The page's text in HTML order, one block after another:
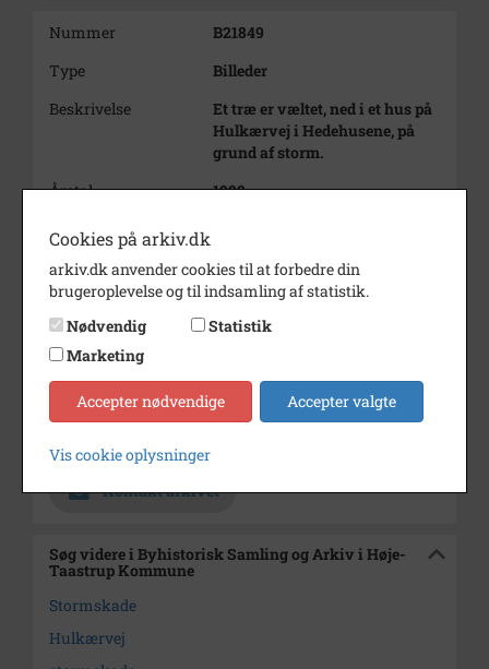
Nummer
B21849
Type
Billeder
Beskrivelse
Et træ er væltet, ned i et hus på
Hulkærvej i Hedehusene, på
grund af storm.
Årstal
1999
Dateringsnote
Fotograf
Ukendt
Se på kort
Type
Enhed
Høje Tåstrup Sogn (1000-2050)
Arkiv
Byhistorisk Samling og Arkiv i
Kontakt arkivet
Søg videre i Byhistorisk Samling og Arkiv i Høje-
Taastrup Kommune
Stormskade
Hulkærvej
Cookies på arkiv.dk
arkiv.dk anvender cookies til at forbedre din
brugeroplevelse og til indsamling af statistik.
Nødvendig
Statistik
Marketing
Accepter nødvendige Accepter valgte
Vis cookie oplysninger